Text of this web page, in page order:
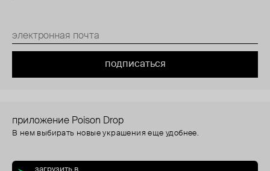
подписаться
приложение Poison Drop
В нем выбирать новые украшения еще удобнее.
загрузить в